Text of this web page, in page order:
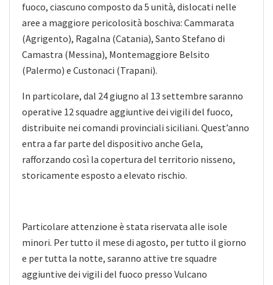
fuoco, ciascuno composto da 5 unità, dislocati nelle
aree a maggiore pericolosità boschiva: Cammarata
(Agrigento), Ragalna (Catania), Santo Stefano di
Camastra (Messina), Montemaggiore Belsito
(Palermo) e Custonaci (Trapani).
In particolare, dal 24 giugno al 13 settembre saranno
operative 12 squadre aggiuntive dei vigili del fuoco,
distribuite nei comandi provinciali siciliani. Quest’anno
entra a far parte del dispositivo anche Gela,
rafforzando così la copertura del territorio nisseno,
storicamente esposto a elevato rischio.
Particolare attenzione è stata riservata alle isole
minori. Per tutto il mese di agosto, per tutto il giorno
e per tutta la notte, saranno attive tre squadre
aggiuntive dei vigili del fuoco presso Vulcano